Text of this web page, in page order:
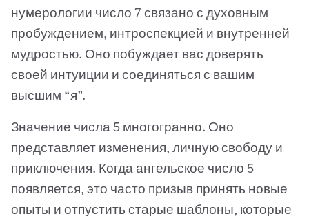
нумерологии число 7 связано с духовным
пробуждением, интроспекцией и внутренней
мудростью. Оно побуждает вас доверять
своей интуиции и соединяться с вашим
высшим “я”.
Значение числа 5 многогранно. Оно
представляет изменения, личную свободу и
приключения. Когда ангельское число 5
появляется, это часто призыв принять новые
опыты и отпустить старые шаблоны, которые